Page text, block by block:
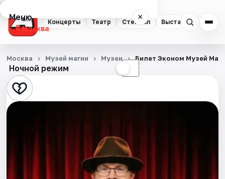
Концерты Театр Стендап Выставки
Меню ×
Москва
Концерты
Театр
Стендап
Ночной режим ☾
Москва Музей магии Музеи Билет Эконом Музей